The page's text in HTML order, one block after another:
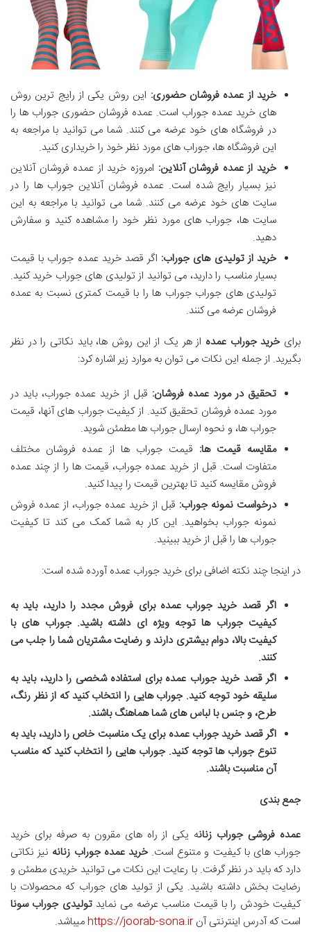
خرید از عمده فروشان حضوری: این روش یکی از رایج ترین روش
های خرید عمده جوراب است. عمده فروشان حضوری جوراب ها را
در فروشگاه های خود عرضه می کنند. شما می توانید با مراجعه به
این فروشگاه ها، جوراب های مورد نظر خود را خریداری کنید.
خرید از عمده فروشان آنلاین: امروزه خرید از عمده فروشان آنلاین
نیز بسیار رایج شده است. عمده فروشان آنلاین جوراب ها را در
سایت های خود عرضه می کنند. شما می توانید با مراجعه به این
سایت ها، جوراب های مورد نظر خود را مشاهده کنید و سفارش
دهید.
خرید از تولیدی های جوراب: اگر قصد خرید عمده جوراب با قیمت
بسیار مناسب را دارید، می توانید از تولیدی های جوراب خرید کنید.
تولیدی های جوراب جوراب ها را با قیمت کمتری نسبت به عمده
فروشان عرضه می کنند.
برای خرید جوراب عمده از هر یک از این روش ها، باید نکاتی را در نظر
بگیرید. از جمله این نکات می توان به موارد زیر اشاره کرد:
تحقیق در مورد عمده فروشان: قبل از خرید عمده جوراب، باید در
مورد عمده فروشان تحقیق کنید. از کیفیت جوراب های آنها، قیمت
جوراب ها، و نحوه ارسال جوراب ها مطمئن شوید.
مقایسه قیمت ها: قیمت جوراب ها از عمده فروشان مختلف
متفاوت است. قبل از خرید عمده جوراب، قیمت ها را از چند عمده
فروش مقایسه کنید تا بهترین قیمت را پیدا کنید.
درخواست نمونه جوراب: قبل از خرید عمده جوراب، از عمده فروش
نمونه جوراب بخواهید. این کار به شما کمک می کند تا کیفیت
جوراب ها را قبل از خرید ببینید.
در اینجا چند نکته اضافی برای خرید جوراب عمده آورده شده است:
اگر قصد خرید جوراب عمده برای فروش مجدد را دارید، باید به
کیفیت جوراب ها توجه ویژه ای داشته باشید. جوراب های با
کیفیت بالا، دوام بیشتری دارند و رضایت مشتریان شما را جلب می
کنند.
اگر قصد خرید جوراب عمده برای استفاده شخصی را دارید، باید به
سلیقه خود توجه کنید. جوراب هایی را انتخاب کنید که از نظر رنگ،
طرح، و جنس با لباس های شما هماهنگ باشند.
اگر قصد خرید جوراب عمده برای یک مناسبت خاص را دارید، باید به
تنوع جوراب ها توجه کنید. جوراب هایی را انتخاب کنید که مناسب
آن مناسبت باشند.
جمع بندی
عمده فروشی جوراب زنانه یکی از راه های مقرون به صرفه برای خرید
جوراب های با کیفیت و متنوع است.خرید عمده جوراب زنانه نیز نکاتی
دارد که باید در نظر گرفت. با رعایت این نکات می توانید خریدی مطمئن و
رضایت بخش داشته باشید. یکی از تولید های جوراب که محصولات با
کیفیت خودش را با قیمت مناسب عرضه می نمایدتولیدی جوراب سونا
است که آدرس اینترنتی آن https://joorab-sona.irمیباشد.